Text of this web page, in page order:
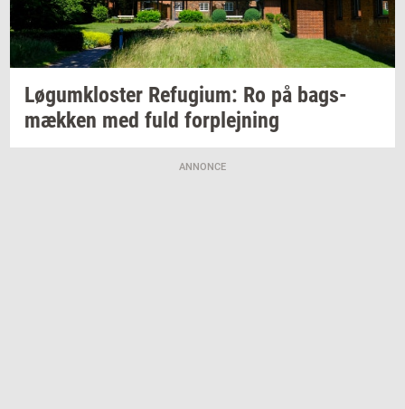
Løgum­klo­ster Re­fu­gi­um: Ro på bags­
mæk­ken med fuld for­plej­ning
ANNONCE